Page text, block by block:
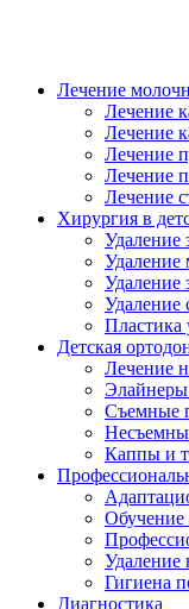
Лечение
Лечение
Лечение
Лечение
Лечение
Лечение
Хирургия в
Удаление
Удаление
Удаление
Удаление
Пластика
Детская
Лечение
Съемные
Каппы и
Обучение
Удаление
Гигиена
Диагностика